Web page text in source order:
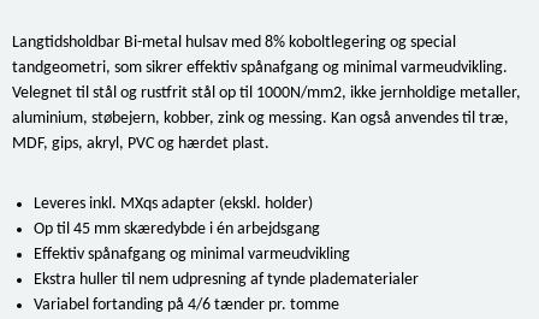
Langtidsholdbar Bi-metal hulsav med 8% koboltlegering og special
tandgeometri, som sikrer effektiv spånafgang og minimal varmeudvikling.
Velegnet til stål og rustfrit stål op til 1000N/mm2, ikke jernholdige metaller,
aluminium, støbejern, kobber, zink og messing. Kan også anvendes til træ,
MDF, gips, akryl, PVC og hærdet plast.
Leveres inkl. MXqs adapter (ekskl. holder)
Op til 45 mm skæredybde i én arbejdsgang
Effektiv spånafgang og minimal varmeudvikling
Ekstra huller til nem udpresning af tynde pladematerialer
Variabel fortanding på 4/6 tænder pr. tomme